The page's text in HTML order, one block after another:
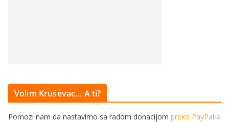
Volim Kruševac… A ti?
Pomozi nam da nastavimo sa radom donacijom preko PayPal-a